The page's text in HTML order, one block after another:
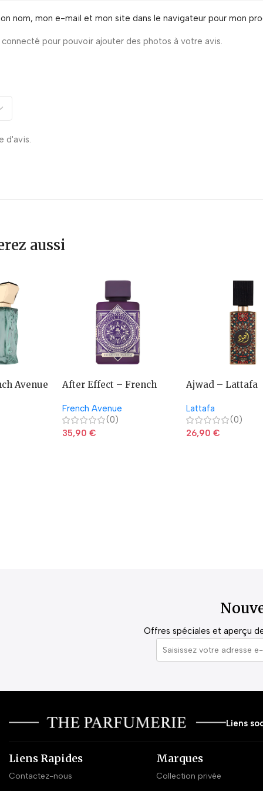
d'avis.
nom, mon e-mail et mon site dans le navigateur pour mon
pour pouvoir ajouter des photos à votre avis.
aussi
Avenue
After Effect – French
French Avenue
(0)
35,90€
Ajwad – Lattafa
Lattafa
(0)
26,90 €
Offres spéciales et aperçu
Liens
Liens Rapides
Contactez-nous
Marques
Collection privée